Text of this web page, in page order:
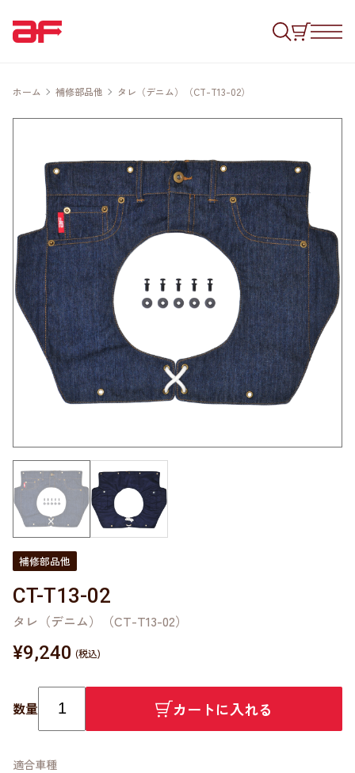
ホーム 補修部品他 タレ（デニム）（CT-T13-02）
補修部品他
CT-T13-02
タレ（デニム）（CT-T13-02）
¥9,240
数量 カートに入れる
適合車種